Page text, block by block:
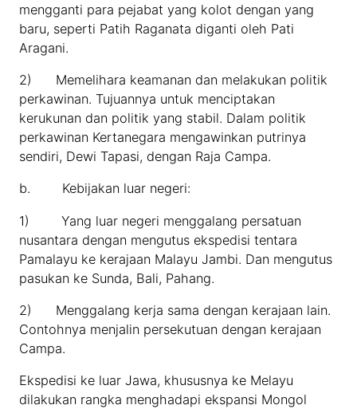
mengganti para pejabat yang kolot dengan yang
baru, seperti Patih Raganata diganti oleh Pati
Aragani.
2) Memelihara keamanan dan melakukan politik
perkawinan. Tujuannya untuk menciptakan
kerukunan dan politik yang stabil. Dalam politik
perkawinan Kertanegara mengawinkan putrinya
sendiri, Dewi Tapasi, dengan Raja Campa.
b. Kebijakan luar negeri:
1) Yang luar negeri menggalang persatuan
nusantara dengan mengutus ekspedisi tentara
Pamalayu ke kerajaan Malayu Jambi. Dan mengutus
pasukan ke Sunda, Bali, Pahang.
2) Menggalang kerja sama dengan kerajaan lain.
Contohnya menjalin persekutuan dengan kerajaan
Campa.
Ekspedisi ke luar Jawa, khususnya ke Melayu
dilakukan rangka menghadapi ekspansi Mongol